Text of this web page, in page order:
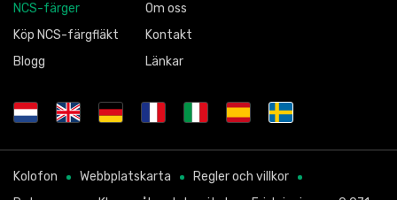
NCS-färger
Köp NCS-färgfläkt
Blogg
Om oss
Kontakt
Länkar
Kolofon Webbplatskarta
Regler och villkor